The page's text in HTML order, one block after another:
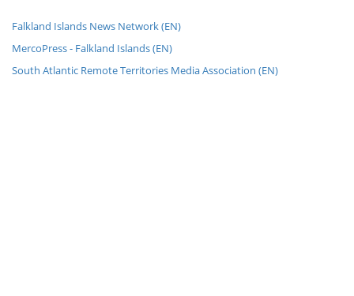
Falkland Islands News Network (EN)
MercoPress - Falkland Islands (EN)
South Atlantic Remote Territories Media Association (EN)